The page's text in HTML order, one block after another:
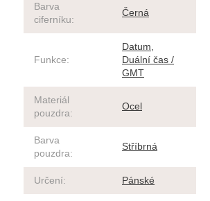
Barva
ciferníku:
Černá
Funkce:
Datum,
Duální čas /
GMT
Materiál
pouzdra:
Ocel
Barva
pouzdra:
Stříbrná
Určení: Pánské